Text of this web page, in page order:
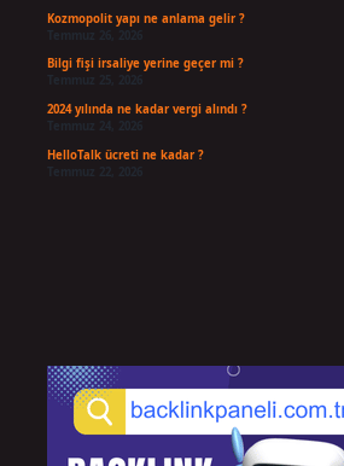
Kozmopolit yapı ne anlama gelir ?
Bilgi fişi irsaliye yerine geçer mi ?
Temmuz 25, 2026
2024 yılında ne kadar vergi alındı ?
HelloTalk ücreti ne kadar ?